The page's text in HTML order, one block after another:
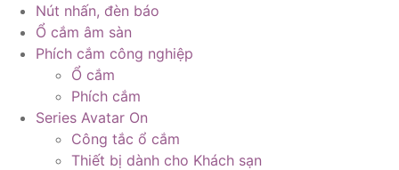
Nút nhấn, đèn báo
Ổ cắm âm sàn
Phích cắm công nghiệp
Ổ cắm
Phích cắm
Series Avatar On
Công tắc ổ cắm
Thiết bị dành cho Khách sạn